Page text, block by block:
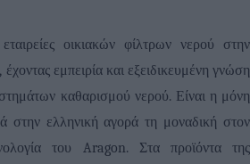
οικιακών φίλτρων νερού στην
, έχοντας εμπειρία και εξειδικευμένη γνώση
καθαρισμού νερού. Είναι η μόνη
στην ελληνική αγορά τη μοναδική στον
του Aragon. Στα προϊόντα της